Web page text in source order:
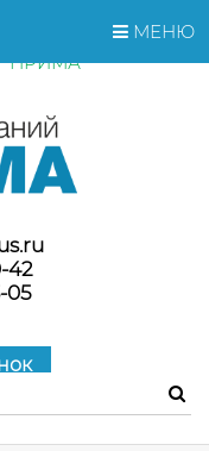
МЕНЮ
И СРОКИ
У МЕНЕДЖЕРОВ
42
05